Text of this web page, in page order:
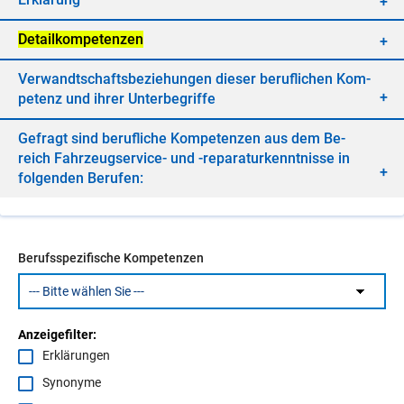
De­tail­kom­pe­ten­zen
Ver­wandt­schafts­be­zie­hun­gen die­ser be­ruf­li­chen Kom­
pe­tenz und ih­rer Un­ter­be­grif­fe
Ge­fragt sind be­ruf­li­che Kom­pe­ten­zen aus dem Be­
reich Fahr­zeugser­vice- und -re­pa­ra­tur­kennt­nis­se in
fol­gen­den Be­ru­fen:
Berufsspezifische Kompetenzen
Anzeigefilter:
Erklärungen
Synonyme